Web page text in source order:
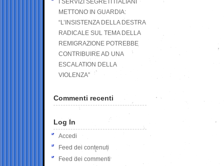
I SERVIZI SEGRETI ITALIANI
METTONO IN GUARDIA:
“L’INSISTENZA DELLA DESTRA
RADICALE SUL TEMA DELLA
REMIGRAZIONE POTREBBE
CONTRIBUIRE AD UNA
ESCALATION DELLA
VIOLENZA”
Commenti recenti
Log In
Accedi
Feed dei contenuti
Feed dei commenti